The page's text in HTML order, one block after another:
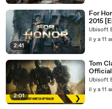
2:41
For
2015
Ubisoft
il y a 11
2:01
Tom
Official
Trailer
Ubisoft
il y a 11